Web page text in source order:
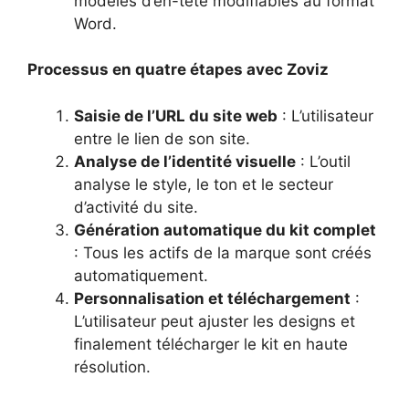
Word.
Processus en quatre étapes avec Zoviz
Saisie de l’URL du site web : L’utilisateur
entre le lien de son site.
Analyse de l’identité visuelle : L’outil
analyse le style, le ton et le secteur
d’activité du site.
Génération automatique du kit complet
: Tous les actifs de la marque sont créés
automatiquement.
Personnalisation et téléchargement :
L’utilisateur peut ajuster les designs et
finalement télécharger le kit en haute
résolution.